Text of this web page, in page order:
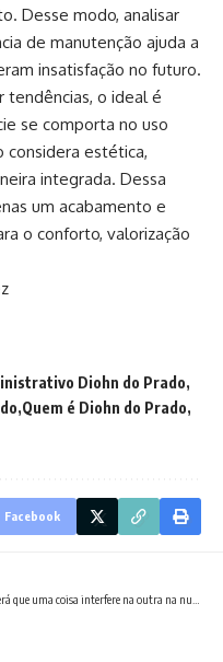
Desse modo, analisar
de manutenção ajuda a
insatisfação no futuro.
tendências, o ideal é
se comporta no uso
considera estética,
integrada. Dessa
um acabamento e
o conforto, valorização
Diohn do Prado
Quem é Diohn do Prado
Facebook
uma coisa interfere na outra na nutrição esportiva?